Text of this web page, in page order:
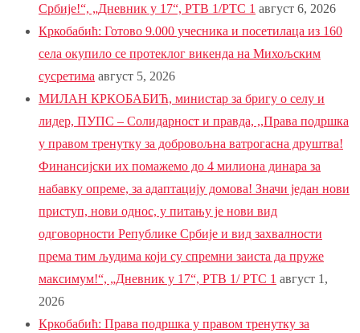
Србије!“, „Дневник у 17“, РТВ 1/РТС 1 август 6, 2026
Кркобабић: Готово 9.000 учесника и посетилаца из 160
села окупило се протеклог викенда на Михољским
сусретима август 5, 2026
МИЛАН КРКОБАБИЋ, министар за бригу о селу и
лидер, ПУПС – Солидарност и правда, ,,Права подршка
у правом тренутку за добровољна ватрогасна друштва!
Финансијски их помажемо до 4 милиона динара за
набавку опреме, за адаптацију домова! Значи један нови
приступ, нови однос, у питању је нови вид
одговорности Републике Србије и вид захвалности
према тим људима који су спремни заиста да пруже
максимум!“, „Дневник у 17“, РТВ 1/ РТС 1 август 1,
2026
Кркобабић: Права подршка у правом тренутку за